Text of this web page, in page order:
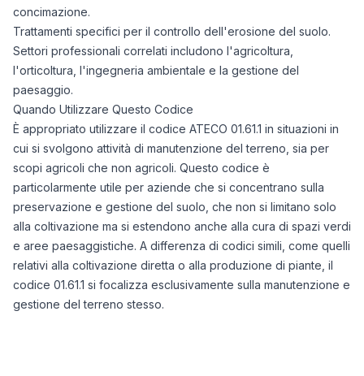
concimazione.
Trattamenti specifici per il controllo dell'erosione del suolo.
Settori professionali correlati includono l'agricoltura,
l'orticoltura, l'ingegneria ambientale e la gestione del
paesaggio.
Quando Utilizzare Questo Codice
È appropriato utilizzare il codice ATECO 01.61.1 in situazioni in
cui si svolgono attività di manutenzione del terreno, sia per
scopi agricoli che non agricoli. Questo codice è
particolarmente utile per aziende che si concentrano sulla
preservazione e gestione del suolo, che non si limitano solo
alla coltivazione ma si estendono anche alla cura di spazi verdi
e aree paesaggistiche. A differenza di codici simili, come quelli
relativi alla coltivazione diretta o alla produzione di piante, il
codice 01.61.1 si focalizza esclusivamente sulla manutenzione e
gestione del terreno stesso.